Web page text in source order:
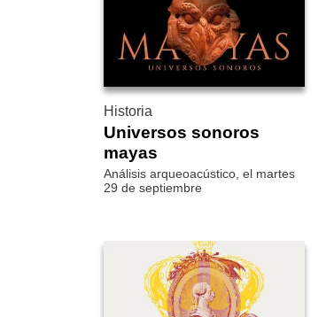
Historia
Universos sonoros
mayas
Análisis arqueoacústico, el martes
29 de septiembre